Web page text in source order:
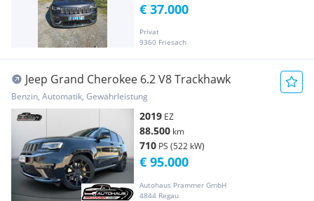
Privat
9360 Friesach
€ 37.000
Jeep Grand Cherokee 6.2 V8 Trackhawk
Benzin, Automatik, Gewährleistung
2019 EZ
88.500 km
710 PS (522 kW)
Autohaus Prammer GmbH
4844 Regau
€ 95.000